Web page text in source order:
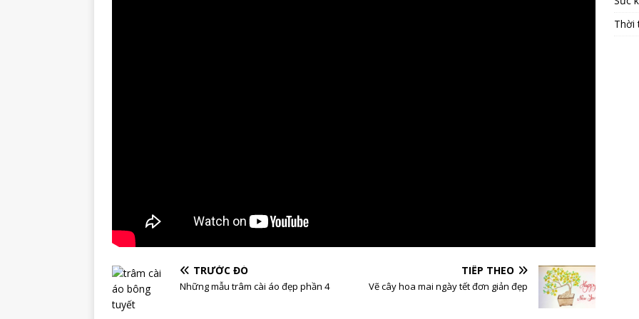
TRƯỚC ĐÓ
Những mẫu trâm cài áo đẹp phần 4
TIẾP THEO
Vẽ cây hoa mai ngày tết đơn giản đẹp
Thời